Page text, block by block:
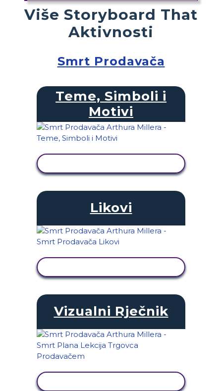
Više Storyboard That
Aktivnosti
Smrt Prodavača
Teme, Simboli i
Motivi
Likovi
Vizualni Rječnik